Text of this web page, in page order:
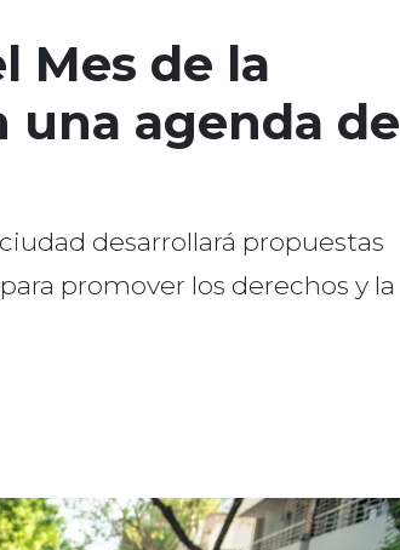
Mes de la
una agenda de
desarrollará propuestas
promover los derechos y la